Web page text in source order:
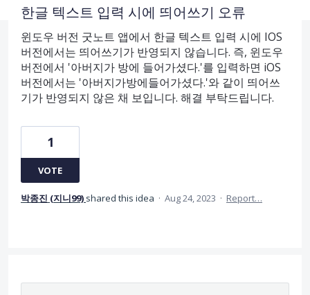
한글 텍스트 입력 시에 띄어쓰기 오류
윈도우 버전 굿노트 앱에서 한글 텍스트 입력 시에 IOS
버전에서는 띄어쓰기가 반영되지 않습니다. 즉, 윈도우
버전에서 '아버지가 방에 들어가셨다.'를 입력하면 iOS
버전에서는 '아버지가방에들어가셨다.'와 같이 띄어쓰
기가 반영되지 않은 채 보입니다. 해결 부탁드립니다.
1
VOTE
박종진 (지니99) shared this idea · Aug 24, 2023 · Report…